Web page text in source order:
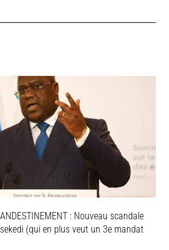
: Nouveau scandale
(qui en plus veut un 3e mandat